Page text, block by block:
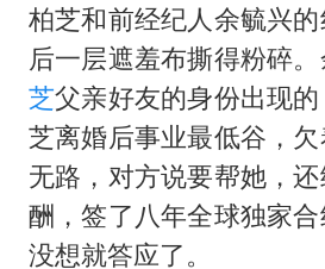
柏芝和前经纪人余毓兴
后一层遮羞布撕得粉碎
芝父亲好友的身份出现
芝离婚后事业最低谷，
无路，对方说要帮她，
酬，签了八年全球独家
没想就答应了。